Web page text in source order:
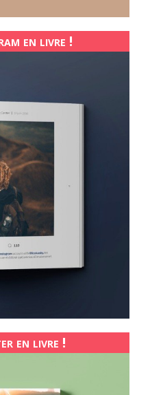
en livre !
en livre !